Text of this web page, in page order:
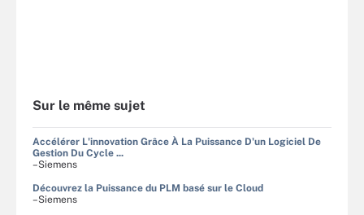
Sur le même sujet
Accélérer L'innovation Grâce À La Puissance D'un Logiciel De
Gestion Du Cycle ...
–Siemens
Découvrez la Puissance du PLM basé sur le Cloud
–Siemens